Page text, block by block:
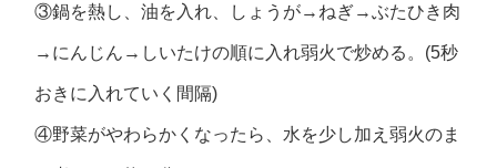
③鍋を熱し、油を入れ、しょうが→ねぎ→ぶたひき肉
→にんじん→しいたけの順に入れ弱火で炒める。(5秒
おきに入れていく間隔)
④野菜がやわらかくなったら、水を少し加え弱火のま